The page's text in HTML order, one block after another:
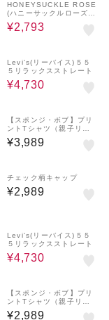
HONEYSUCKLE ROSE
(ハニーサックルローズ)
２ＷＡＹリボンキャミソ
ール
¥2,793
Levi's(リーバイス)５５
５リラックスストレート
¥4,730
【スポンジ・ボブ】プリ
ントTシャツ（親子リン
ク）
¥3,989
チェック柄キャップ
¥2,989
Levi's(リーバイス)５５
５リラックスストレート
¥4,730
【スポンジ・ボブ】プリ
ントTシャツ（親子リン
ク）
¥2,989